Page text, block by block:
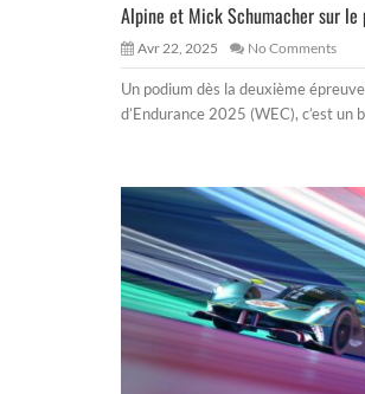
Alpine et Mick Schumacher sur le
Avr 22, 2025 No Comments
Un podium dès la deuxième
d’Endurance 2025 (WEC), c’est un